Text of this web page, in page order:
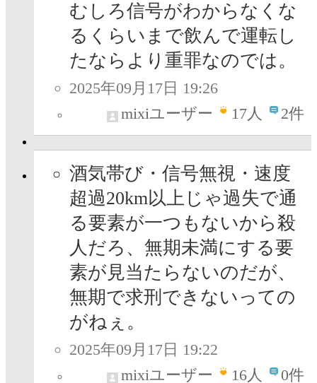
むしろ信号がわからなくな
るくらいまで飲んで運転し
たならより重罪なのでは。
2025年09月17日 19:26
mixiユーザー
17人 2件
酒気帯び・信号無視・速度
超過20km以上じゃ過失で通
る要素が一つもないから殺
人だろ、無期未満にする要
素が見当たらないのだが、
無期で求刑できないっての
がねぇ。
2025年09月17日 19:22
mixiユーザー
16人 0件